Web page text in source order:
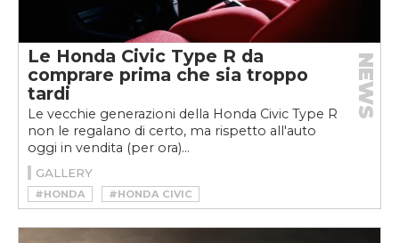
Le Honda Civic Type R da
comprare prima che sia troppo
tardi
Le vecchie generazioni della Honda Civic Type R
non le regalano di certo, ma rispetto all'auto
oggi in vendita (per ora)...
NEWS
GALLERY
#HONDA
#HONDA CIVIC
#HONDA CIVIC TYPE R